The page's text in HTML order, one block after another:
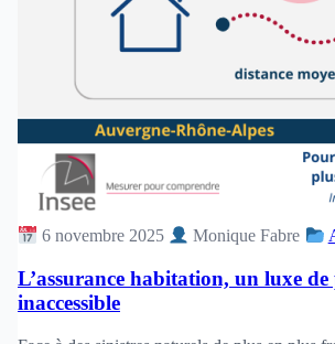
6 novembre 2025 Monique Fabre
L’assurance habitation, un luxe de
inaccessible